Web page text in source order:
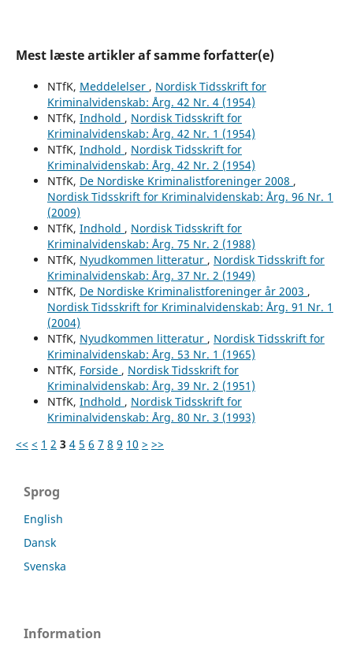
Mest læste artikler af samme forfatter(e)
NTfK, Meddelelser , Nordisk Tidsskrift for
Kriminalvidenskab: Årg. 42 Nr. 4 (1954)
NTfK, Indhold , Nordisk Tidsskrift for
Kriminalvidenskab: Årg. 42 Nr. 1 (1954)
NTfK, Indhold , Nordisk Tidsskrift for
Kriminalvidenskab: Årg. 42 Nr. 2 (1954)
NTfK, De Nordiske Kriminalistforeninger 2008 ,
Nordisk Tidsskrift for Kriminalvidenskab: Årg. 96 Nr. 1
(2009)
NTfK, Indhold , Nordisk Tidsskrift for
Kriminalvidenskab: Årg. 75 Nr. 2 (1988)
NTfK, Nyudkommen litteratur , Nordisk Tidsskrift for
Kriminalvidenskab: Årg. 37 Nr. 2 (1949)
NTfK, De Nordiske Kriminalistforeninger år 2003 ,
Nordisk Tidsskrift for Kriminalvidenskab: Årg. 91 Nr. 1
(2004)
NTfK, Nyudkommen litteratur , Nordisk Tidsskrift for
Kriminalvidenskab: Årg. 53 Nr. 1 (1965)
NTfK, Forside , Nordisk Tidsskrift for
Kriminalvidenskab: Årg. 39 Nr. 2 (1951)
NTfK, Indhold , Nordisk Tidsskrift for
Kriminalvidenskab: Årg. 80 Nr. 3 (1993)
<< < 1 2 3 4 5 6 7 8 9 10 > >>
Sprog
English
Dansk
Svenska
Information